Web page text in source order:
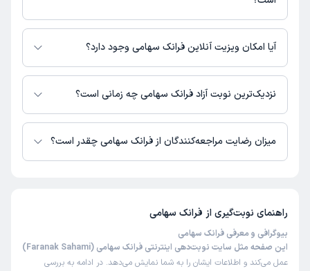
جهت حل شدن رابطه و مهارت زندگی
علت مراجعه: مشاوره در زمینه مشکلات زناشویی و خانوادگی
(
1404/11/16
)
این پزشک را پیشنهاد میکنم
زمان انتظار:0-15 دقیقه
علت مراجعه: ارائه مشاوره در زمینه کنترل خشم
کاربر دکترتو
فرانک سهامی در مراکز زیر فعالیت دارد:
مرکز روانشناسی چشمه شیراز
آیا امکان ویزیت آنلاین فرانک سهامی وجود دارد؟
در حال حاضر فرانک سهامی مشاوره پزشکی تلفنی فعال دارند.
نزدیک‌ترین نوبت آزاد فرانک سهامی چه زمانی است؟
فرانک سهامی از روز شنبه 17 مرداد 1405 بیمار جدید می‌پذیرند.
میزان رضایت مراجعه‌کنندگان از فرانک سهامی چقدر است؟
راهنمای نوبت‌گیری از فرانک سهامی
بیوگرافی و معرفی فرانک سهامی
این صفحه مثل سایت نوبت‌دهی اینترنتی فرانک سهامی (Faranak Sahami)
عمل می‌کند و اطلاعات ایشان را به شما نمایش می‌دهد. در ادامه به بررسی